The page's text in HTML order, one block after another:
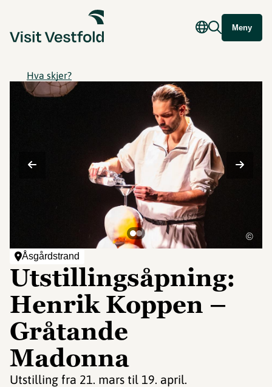
Meny
Hva skjer?
Åsgårdstrand
Utstillingsåpning:
Henrik Koppen –
Gråtande
Madonna
Utstilling fra 21. mars til 19. april.
©